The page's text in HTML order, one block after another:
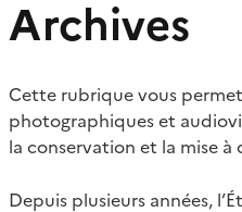
Archives
Cette rubrique vous
photographiques et
la conservation et la mise à
Depuis plusieurs années,